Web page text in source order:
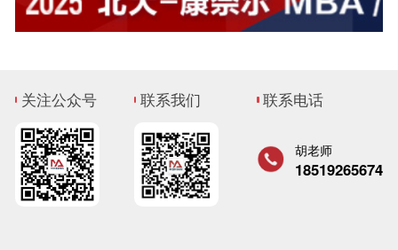
关注公众号 联系我们 联系电话
胡老师
18519265674